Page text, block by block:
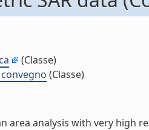
(Classe)
(Classe)
area analysis with very high